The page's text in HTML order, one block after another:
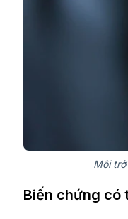
Môi
Biến chứng có